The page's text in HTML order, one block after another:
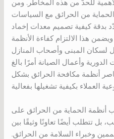
للحدّ من هذه المخاطر. ومن
من الحرائق مع السياسات
بدقة كيفية تصميم معدات إخماد
هذا الالتزام كفاءة الأنظمة
لسكان المبنى وأصحاب المنازل
وأعمال الصيانة أمرًا بالغ
أنظمة مكافحة الحرائق بشكل
أنظمة الحماية من الحرائق على
بل تتطلب أيضًا تعاونًا وثيقًا بين
وخبراء السلامة من الحرائق.